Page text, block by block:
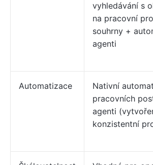
vyhledávání s
na pracovní
souhrny +
agenti
Automatizace
Nativní
pracovních
agenti
konzistentní